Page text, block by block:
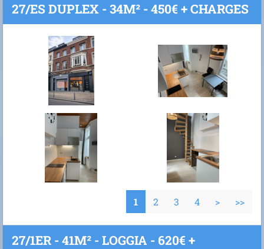
27/ES DUPLEX - 34M² - 450€ + CHARGES
1 2 3 4 > >>
27/1ER - 41M² - LOGGIA - 620€ +